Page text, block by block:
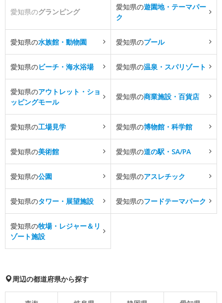
愛知県のグランピング
愛知県の遊園地・テーマパー
ク
愛知県の水族館・動物園 愛知県のプール
愛知県のビーチ・海水浴場 愛知県の温泉・スパリゾート
愛知県のアウトレット・ショ
ッピングモール
愛知県の商業施設・百貨店
愛知県の工場見学 愛知県の博物館・科学館
愛知県の美術館 愛知県の道の駅・SA/PA
愛知県の公園 愛知県のアスレチック
愛知県のタワー・展望施設 愛知県のフードテーマパーク
愛知県の牧場・レジャー＆リ
ゾート施設
周辺の都道府県から探す